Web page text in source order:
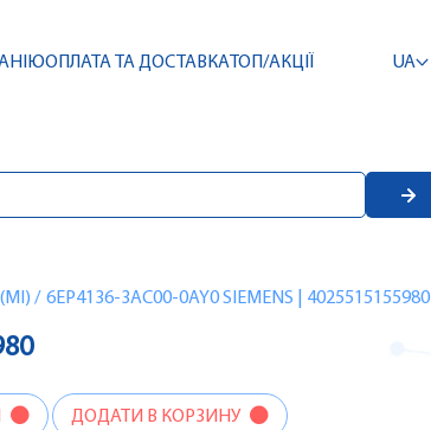
ОПЛАТА ТА ДОСТАВКАТОП/АКЦІЇ UA
/ 6EP4136-3AC00-0AY0 SIEMENS | 4025515155980
ДОДАТИ В КОРЗИНУ